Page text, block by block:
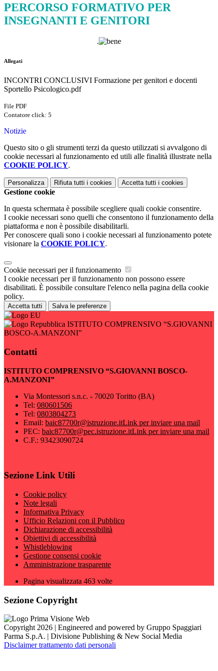
PERCORSO FORMATIVO PER
INSEGNANTI E GENITORI
.
Allegati
INCONTRI CONCLUSIVI Formazione per genitori e docenti
Sportello Psicologico.pdf
File PDF
Contatore click: 5
Notizie
Questo sito o gli strumenti terzi da questo utilizzati si avvalgono di
cookie necessari al funzionamento ed utili alle finalità illustrate nella
COOKIE POLICY.
Personalizza Rifiuta tutti i cookies Accetta tutti i cookies
Gestione cookie
In questa schermata è possibile scegliere quali cookie consentire.
I cookie necessari sono quelli che consentono il funzionamento della
piattaforma e non è possibile disabilitarli.
Per conoscere quali sono i cookie necessari al funzionamento potete
visionare la COOKIE POLICY.
Cookie necessari per il funzionamento
I cookie necessari per il funzionamento non possono essere
disabilitati. È possibile consultare l'elenco nella pagina della cookie
policy.
Accetta tutti Salva le preferenze
ISTITUTO COMPRENSIVO “S.GIOVANNI
BOSCO-A.MANZONI”
Contatti
ISTITUTO COMPRENSIVO “S.GIOVANNI BOSCO-
A.MANZONI”
Via Montessori s.n.c. - 70020 Toritto (BA)
Tel: 080601506
Tel: 0803804273
Email: baic87700r@istruzione.itLink per inviare una mail
PEC: baic87700r@pec.istruzione.itLink per inviare una mail
C.F.: 93423090724
Sezione Link Utili
Cookie policy
Note legali
Informativa Privacy
Ufficio Relazioni con il Pubblico
Dichiarazione di accessibilità
Obiettivi di accessibilità
Whistleblowing
Gestione consensi cookie
Amministrazione trasparente
Pagina visualizzata 463 volte
Sezione Copyright
Copyright 2026 | Engineered and powered by Gruppo Spaggiari
Parma S.p.A. | Divisione Publishing & New Social Media
Disclaimer trattamento dati personali